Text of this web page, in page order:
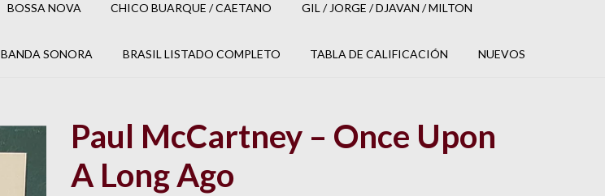
BOSSA NOVA CHICO BUARQUE / CAETANO GIL / JORGE / DJAVAN / MILTON
BANDA SONORA BRASIL LISTADO COMPLETO TABLA DE CALIFICACIÓN NUEVOS
Paul McCartney – Once Upon
A Long Ago